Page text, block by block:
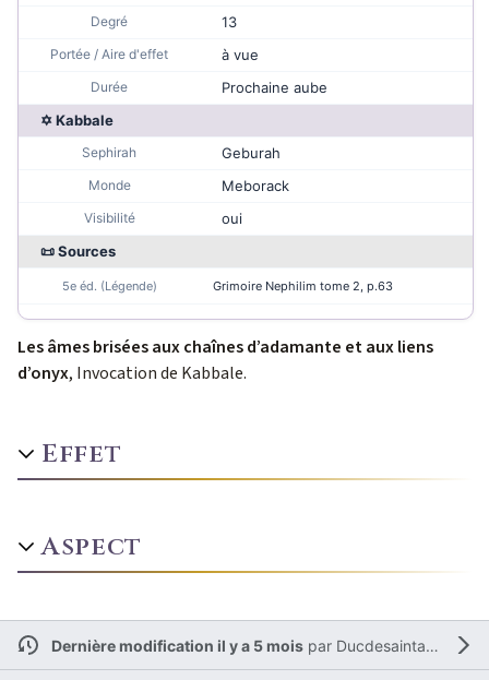
Degré 13
Portée / Aire d'effet à vue
Durée
Prochaine aube
✡ Kabbale
Sephirah Geburah
Monde Meborack
Visibilité
oui
📜 Sources
5e éd. (Légende) Grimoire Nephilim tome 2, p.63
Les âmes brisées aux chaînes d’adamante et aux liens
d’onyx, Invocation de Kabbale.
Effet
Aspect
Dernière modification il y a 5 moispar Ducdesaintamand